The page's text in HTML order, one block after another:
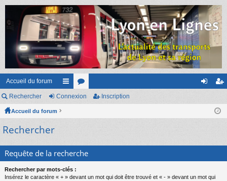
Accueil du forum
ac
s
or
cri
Rechercher Connexion Inscription
Accueil du forum
Rechercher
Requête de la recherche
Rechercher par mots-clés :
Insérez le caractère « + » devant un mot qui doit être trouvé et « - » devant un mot qui